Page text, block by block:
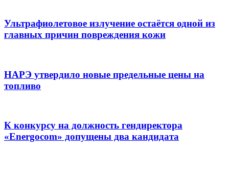
Ультрафиолетовое излучение остаётся одной из
главных причин повреждения кожи
НАРЭ утвердило новые предельные цены на
топливо
К конкурсу на должность гендиректора
«Energocom» допущены два кандидата